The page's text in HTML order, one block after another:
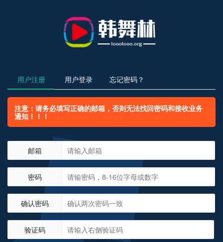
用户注册 用户登录 忘记密码？
注意：请务必填写正确的邮箱，否则无法找回密码和接收业务
通知！！！
邮箱
密码
确认密码
验证码